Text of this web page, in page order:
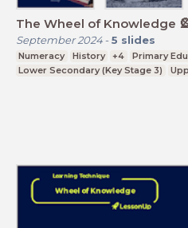
The Wheel of Knowledge
September 2024- 5 slides
Numeracy History +4
Primary
Lower Secondary (Key Stage 3)